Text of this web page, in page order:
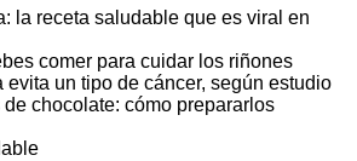
la receta saludable que es viral en
comer para cuidar los riñones
evita un tipo de cáncer, según estudio
chocolate: cómo prepararlos